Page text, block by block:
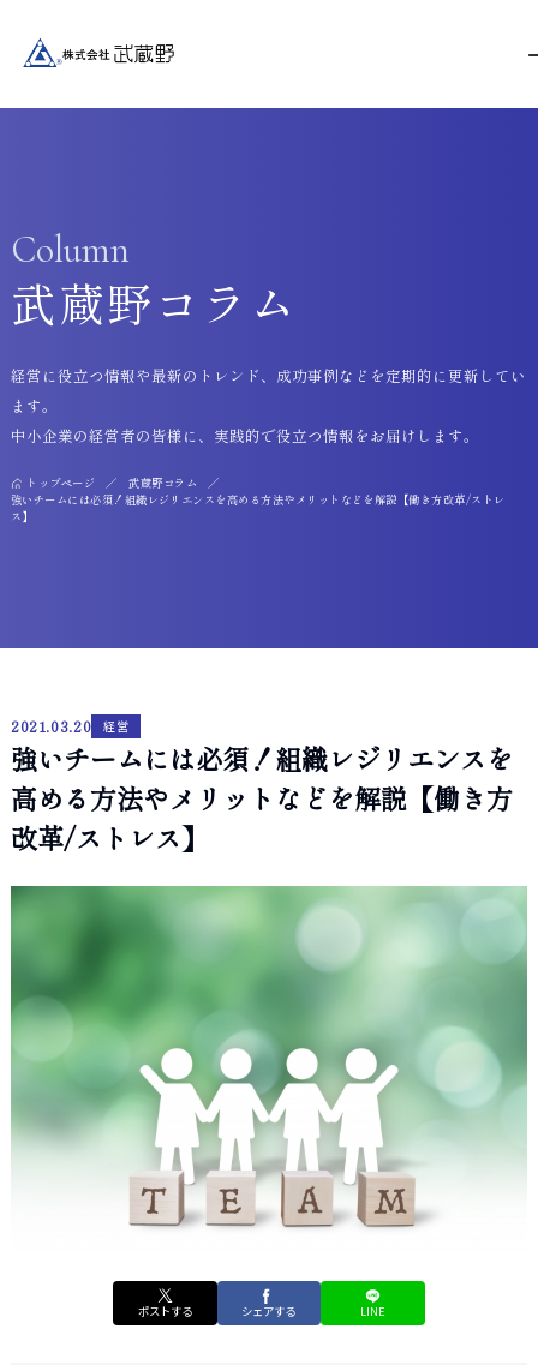
Column
武蔵野コラム
トップページ
武蔵野コラム
強いチームには必須！組織レジリエンスを高める方法やメリットなどを解説【働き方改革/ストレ
ス】
経営に役立つ情報や最新のトレンド、成功事例などを定期的に更新してい
ます。
中小企業の経営者の皆様に、実践的で役立つ情報をお届けします。
2021.03.20 経営
強いチームには必須！組織レジリエンスを
高める方法やメリットなどを解説【働き方
改革/ストレス】
ポストする シェアする LINE